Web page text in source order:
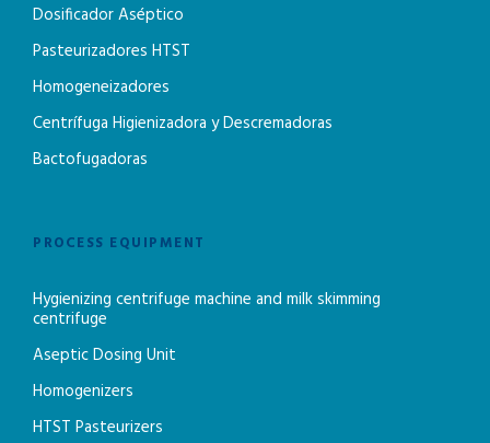
Dosificador Aséptico
Pasteurizadores HTST
Homogeneizadores
Centrífuga Higienizadora y Descremadoras
Bactofugadoras
PROCESS EQUIPMENT
Hygienizing centrifuge machine and milk skimming
centrifuge
Aseptic Dosing Unit
Homogenizers
HTST Pasteurizers